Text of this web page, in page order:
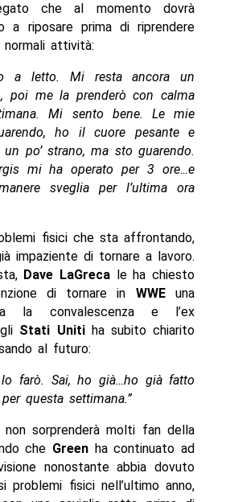
che al momento dovrà
a riposare prima di riprendere
attività:
a letto. Mi resta ancora un
poi me la prenderò con calma
Mi sento bene. Le mie
ho il cuore pesante e
po’ strano, ma sto guarendo.
mi ha operato per 3 ore…e
sveglia per l’ultima ora
fisici che sta affrontando,
impaziente di tornare a lavoro.
Dave LaGreca le ha chiesto
di tornare in WWEuna
la convalescenza e l’ex
Stati Unitiha subito chiarito
al futuro:
farò. Sai, ho già…ho già fatto
questa settimana.”
non sorprenderà molti fan della
che Green ha continuato ad
nonostante abbia dovuto
problemi fisici nell’ultimo anno,